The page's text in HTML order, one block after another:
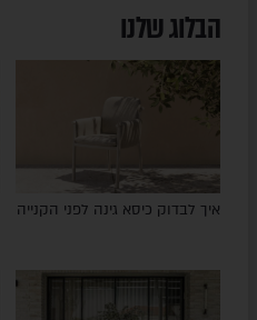
הבלוג שלנו
איך לבדוק כיסא גינה לפני הקנייה